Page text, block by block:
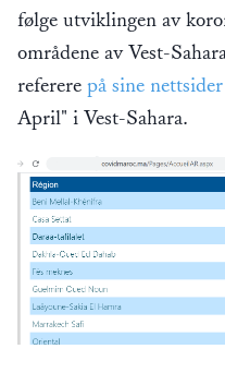
følge utviklingen av
områdene av Vest-
referere på sine nettsider
April" i Vest-Sahara.